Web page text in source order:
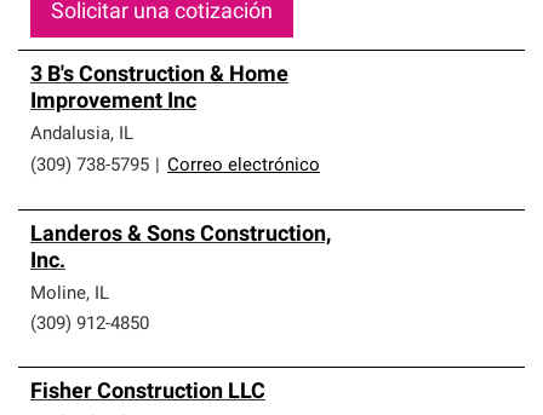
Solicitar una cotización
3 B's Construction & Home
Improvement Inc
Andalusia, IL
(309) 738-5795
Correo electrónico
Landeros & Sons Construction,
Inc.
Moline, IL
(309) 912-4850
Fisher Construction LLC